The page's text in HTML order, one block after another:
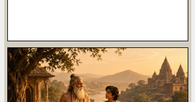
പിന്‍വലിയല്‍ അപകടത്തിന്‍റെ
മുന്നോടിയാണ്, കടലിന്‍റെ കാര്യത്തില്‍
മാത്രമല്ല ദാമ്പത്യത്തിന്‍റെ
കാര്യത്തിലും. രണ്ടിലൊരാള്‍